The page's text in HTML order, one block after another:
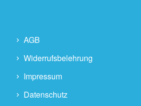
AGB
Widerrufsbelehrung
Impressum
Datenschutz